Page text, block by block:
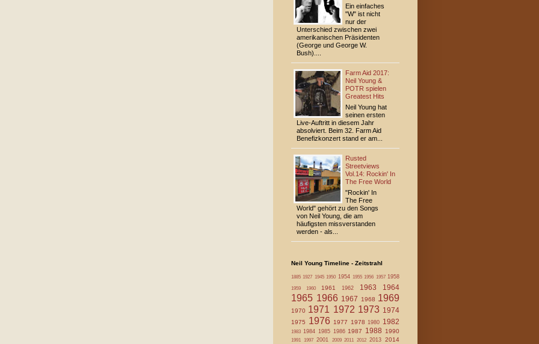
Ein einfaches
"W" ist nicht
nur der
Unterschied zwischen zwei
amerikanischen Präsidenten
(George und George W.
Bush)....
Farm Aid 2017:
Neil Young &
POTR spielen
Greatest Hits
Neil Young hat
seinen ersten
Live-Auftritt in diesem Jahr
absolviert. Beim 32. Farm Aid
Benefizkonzert stand er am...
Rusted
Streetviews
Vol.14: Rockin' In
The Free World
"Rockin' In
The Free
World" gehört zu den Songs
von Neil Young, die am
häufigsten missverstanden
werden - als...
Neil Young Timeline - Zeitstrahl
18851927 19451950 1954 19551956 1957 1958
1959 1960 1961 1962 1963 1964
1965 1966 1967 1968 1969
1970 1971 1972 1973 1974
1975 1976 1977 19781980 1982
1983 1984 1985 19861987 19881990
1991 1997 2001 20092011201220132014